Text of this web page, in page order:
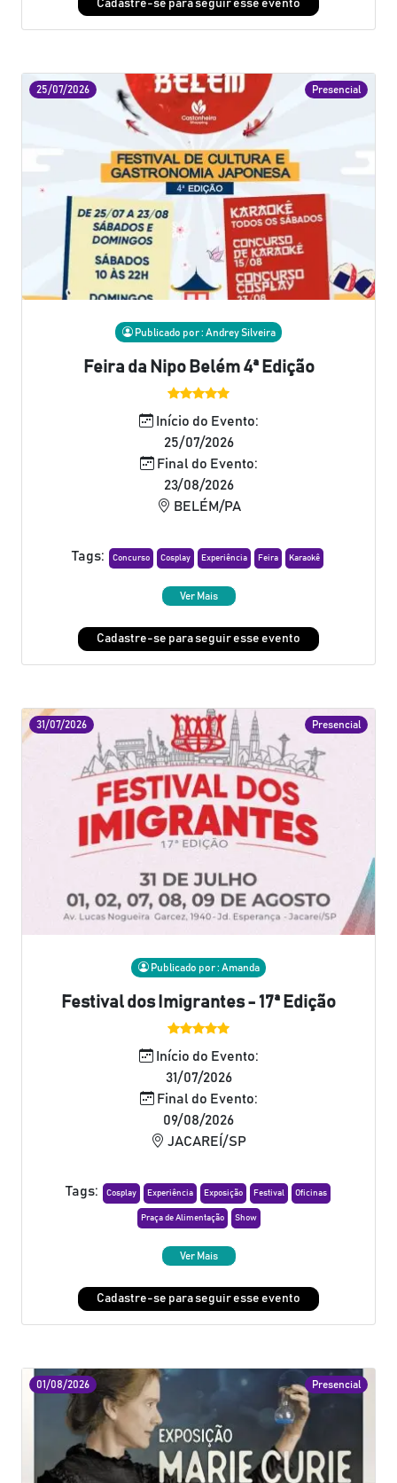
Cadastre-se para seguir esse evento
Presencial
25/07/2026
Publicado por : Andrey Silveira
Feira da Nipo Belém 4ª Edição
Início do Evento:
25/07/2026
Final do Evento:
23/08/2026
BELÉM/PA
Tags: Concurso Cosplay Experiência Feira Karaokê
Ver Mais
Cadastre-se para seguir esse evento
Presencial
31/07/2026
Publicado por : Amanda
Festival dos Imigrantes - 17ª Edição
Início do Evento:
31/07/2026
Final do Evento:
09/08/2026
JACAREÍ/SP
Tags: Cosplay Experiência Exposição Festival Oficinas
Praça de Alimentação Show
Ver Mais
Cadastre-se para seguir esse evento
Presencial
01/08/2026